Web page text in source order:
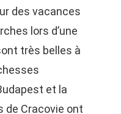
des vacances
lors d’une
très belles à
et la
de Cracovie ont